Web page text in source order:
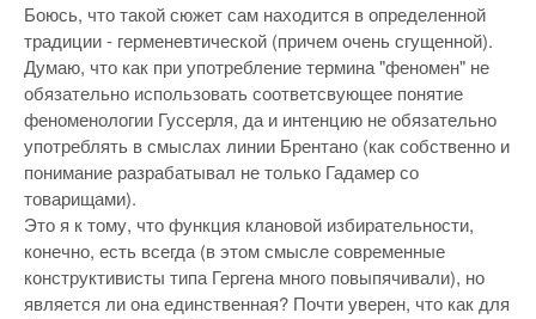
Боюсь, что такой сюжет сам находится в определенной
традиции - герменевтической (причем очень сгущенной).
Думаю, что как при употребление термина "феномен" не
обязательно использовать соответсвующее понятие
феноменологии Гуссерля, да и интенцию не обязательно
употреблять в смыслах линии Брентано (как собственно и
понимание разрабатывал не только Гадамер со
товарищами).
Это я к тому, что функция клановой избирательности,
конечно, есть всегда (в этом смысле современные
конструктивисты типа Гергена много повыпячивали), но
является ли она единственная? Почти уверен, что как для